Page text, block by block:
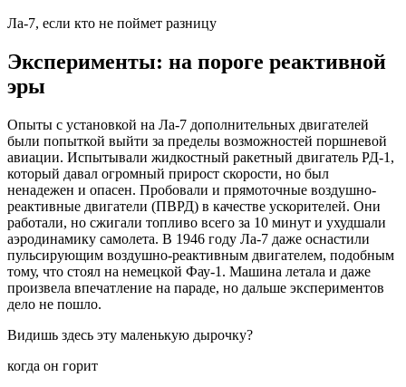
Ла-7, если кто не поймет разницу
Эксперименты: на пороге реактивной
эры
Опыты с установкой на Ла-7 дополнительных двигателей
были попыткой выйти за пределы возможностей поршневой
авиации. Испытывали жидкостный ракетный двигатель РД-1,
который давал огромный прирост скорости, но был
ненадежен и опасен. Пробовали и прямоточные воздушно-
реактивные двигатели (ПВРД) в качестве ускорителей. Они
работали, но сжигали топливо всего за 10 минут и ухудшали
аэродинамику самолета. В 1946 году Ла-7 даже оснастили
пульсирующим воздушно-реактивным двигателем, подобным
тому, что стоял на немецкой Фау-1. Машина летала и даже
произвела впечатление на параде, но дальше экспериментов
дело не пошло.
Видишь здесь эту маленькую дырочку?
когда он горит